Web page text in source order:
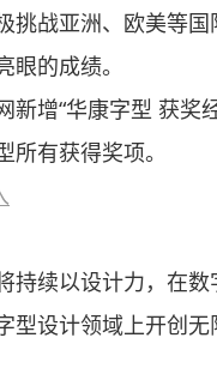
挑战亚洲、欧美等国
眼的成绩。
新增“华康字型 获奖
所有获得奖项。
持续以设计力，在
型设计领域上开创无